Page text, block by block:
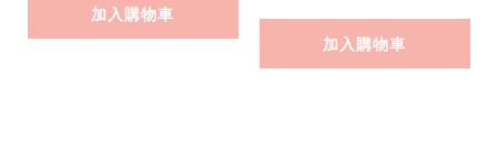
加入購物車
加入購物車